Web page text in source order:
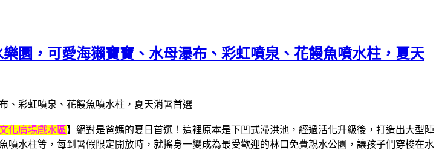
園，可愛海獺寶寶、水母瀑布、彩虹噴泉、花饅魚噴水柱，夏天
化廣場戲水區】絕對是爸媽的夏日首選！這裡原本是下凹式滯洪池，經過活化升級後，打造出大型陣
水柱等，每到暑假限定開放時，就搖身一變成為最受歡迎的林口免費親水公園，讓孩子們穿梭在水